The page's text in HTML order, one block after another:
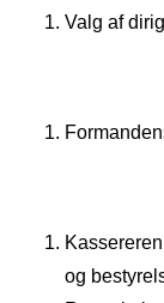
Valg af
og